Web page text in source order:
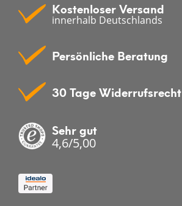
Kostenloser Versand
innerhalb Deutschlands
Persönliche Beratung
30 Tage Widerrufsrecht
Sehr gut
4,6/5,00